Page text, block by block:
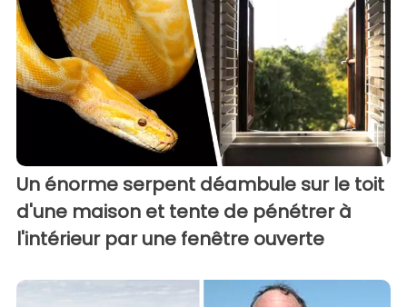
Un énorme serpent déambule sur le toit
d'une maison et tente de pénétrer à
l'intérieur par une fenêtre ouverte